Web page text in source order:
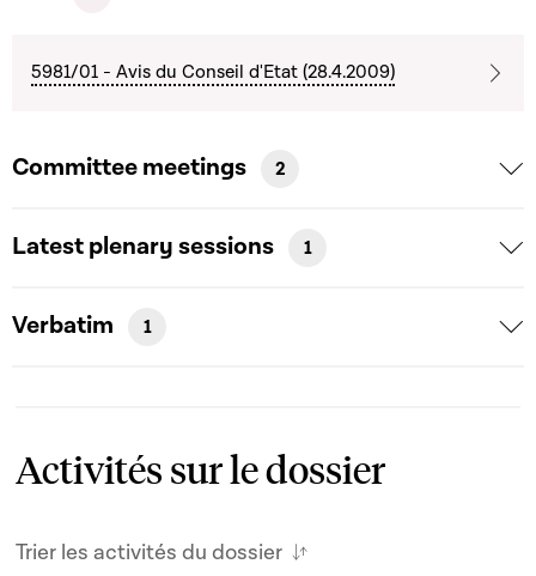
5981/01 - Avis du Conseil d'Etat (28.4.2009)
Committee meetings 2
Latest plenary sessions 1
Verbatim 1
Activités sur le dossier
Trier les activités du dossier